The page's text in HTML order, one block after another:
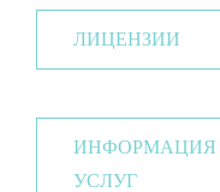
ЛИЦЕНЗИИ
ИНФОРМАЦИЯ
УСЛУГ